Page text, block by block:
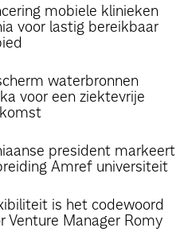
mobiele klinieken
voor lastig bereikbaar
waterbronnen
voor een ziektevrije
president markeert
Amref universiteit
is het codewoord
Venture Manager Romy